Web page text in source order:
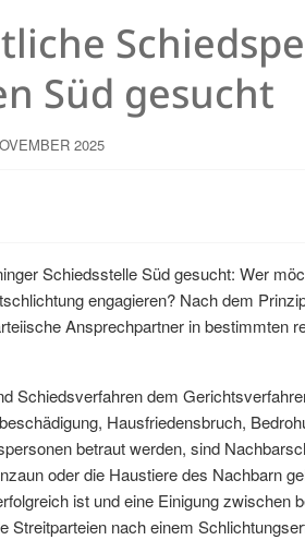
Süd gesucht
2025
Schiedsstelle Süd gesucht: Wer
engagieren? Nach dem
Ansprechpartner in bestimmten
Schiedsverfahren dem
Hausfriedensbruch,
betraut werden, sind
oder die Haustiere des Nachbarn
ist und eine Einigung zwischen
Streitparteien nach einem